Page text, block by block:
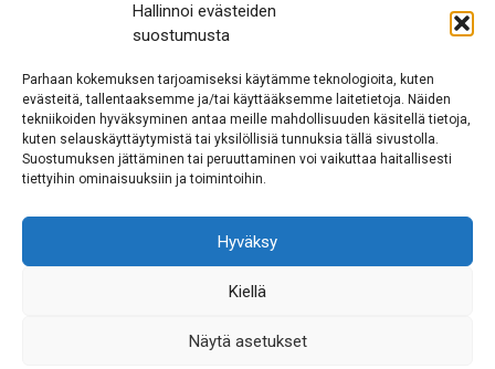
Hallinnoi evästeiden
suostumusta
Parhaan kokemuksen tarjoamiseksi käytämme teknologioita, kuten
evästeitä, tallentaaksemme ja/tai käyttääksemme laitetietoja. Näiden
tekniikoiden hyväksyminen antaa meille mahdollisuuden käsitellä tietoja,
kuten selauskäyttäytymistä tai yksilöllisiä tunnuksia tällä sivustolla.
Suostumuksen jättäminen tai peruuttaminen voi vaikuttaa haitallisesti
tiettyihin ominaisuuksiin ja toimintoihin.
Hyväksy
Kiellä
Näytä asetukset
Y-tunnus 0625907-2
Inarintie 46
99870 Inari
Löydät meidät myös somesta!
Instagram
Facebook